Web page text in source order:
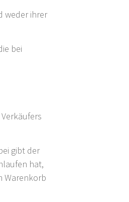
weder ihrer
bei
gibt der
hat,
Warenkorb